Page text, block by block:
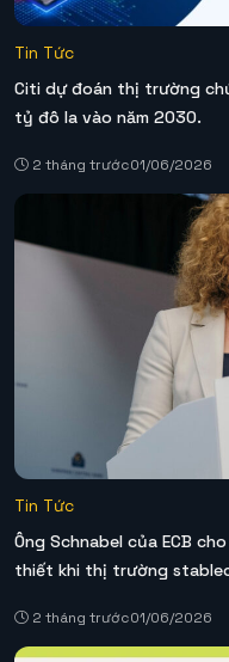
Tin Tức
Citi dự đoán thị trường
tỷ đô la vào năm 2030.
2 tháng trước01/06/2026
Tin Tức
Ông Schnabel của ECB
thiết khi thị trường
2 tháng trước01/06/2026